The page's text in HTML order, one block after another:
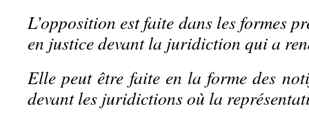
L’opposition est faite dans les formes
en justice devant la juridiction qui a
Elle peut être faite en la forme des
devant les juridictions où la